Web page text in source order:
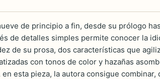
de principio a fin, desde su prólogo
de detalles simples permite conocer la
de su prosa, dos características que
con tonos de color y hazañas
esta pieza, la autora consigue